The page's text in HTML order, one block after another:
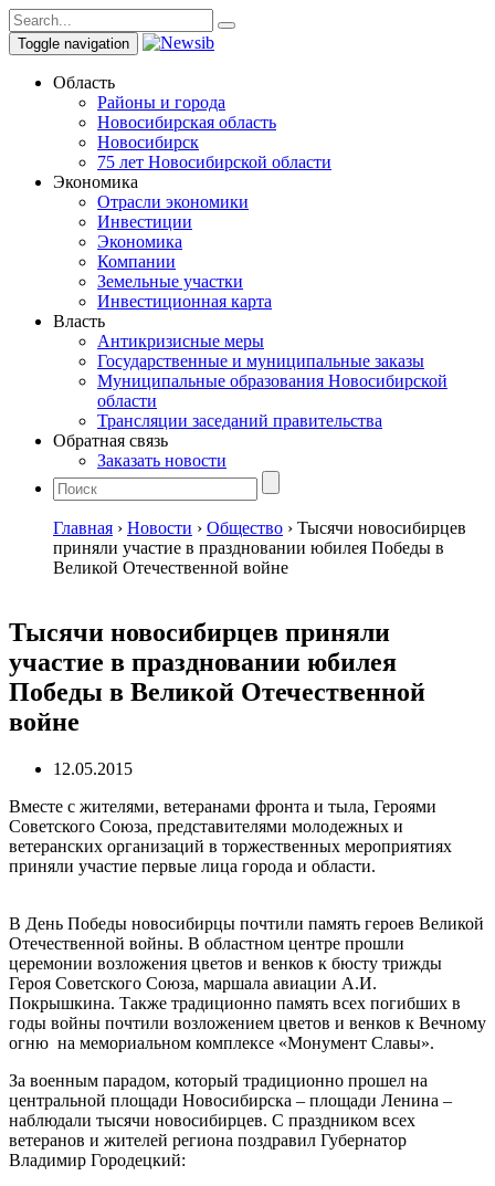
Toggle navigation
Область
Районы и города
Новосибирская область
Новосибирск
75 лет Новосибирской области
Экономика
Отрасли экономики
Инвестиции
Экономика
Компании
Земельные участки
Инвестиционная карта
Власть
Антикризисные меры
Государственные и муниципальные заказы
Муниципальные образования Новосибирской
области
Трансляции заседаний правительства
Обратная связь
Заказать новости
Главная › Новости › Общество › Тысячи новосибирцев
приняли участие в праздновании юбилея Победы в
Великой Отечественной войне
Тысячи новосибирцев приняли
участие в праздновании юбилея
Победы в Великой Отечественной
войне
12.05.2015
Вместе с жителями, ветеранами фронта и тыла, Героями
Советского Союза, представителями молодежных и
ветеранских организаций в торжественных мероприятиях
приняли участие первые лица города и области.
В День Победы новосибирцы почтили память героев Великой
Отечественной войны. В областном центре прошли
церемонии возложения цветов и венков к бюсту трижды
Героя Советского Союза, маршала авиации А.И.
Покрышкина. Также традиционно память всех погибших в
годы войны почтили возложением цветов и венков к Вечному
огню на мемориальном комплексе «Монумент Славы».
За военным парадом, который традиционно прошел на
центральной площади Новосибирска – площади Ленина –
наблюдали тысячи новосибирцев. С праздником всех
ветеранов и жителей региона поздравил Губернатор
Владимир Городецкий: